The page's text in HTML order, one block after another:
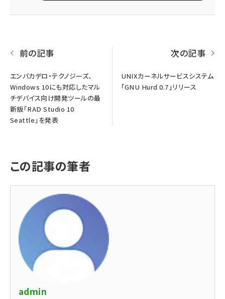
前の記事
エンバカデロ・テクノジーズ、
Windows 10にも対応したマル
チデバイス向け開発ツールの最
新版「RAD Studio 10
Seattle」を発表
次の記事
UNIXカーネルサービスシステム
「GNU Hurd 0.7」リリース
この記事の筆者
admin